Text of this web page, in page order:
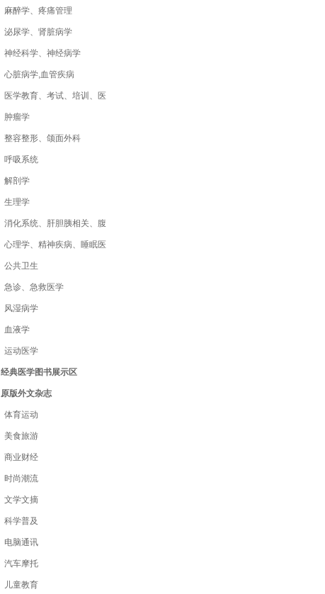
麻醉学、疼痛管理
泌尿学、肾脏病学
神经科学、神经病学
心脏病学,血管疾病
医学教育、考试、培训、医
疗助理、医学词典
肿瘤学
整容整形、颌面外科
呼吸系统
解剖学
生理学
消化系统、肝胆胰相关、腹
部疾病
心理学、精神疾病、睡眠医
学
公共卫生
急诊、急救医学
风湿病学
血液学
运动医学
经典医学图书展示区
原版外文杂志
体育运动
美食旅游
商业财经
时尚潮流
文学文摘
科学普及
电脑通讯
汽车摩托
儿童教育